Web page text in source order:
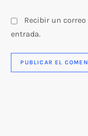
Recibir un
entrada.